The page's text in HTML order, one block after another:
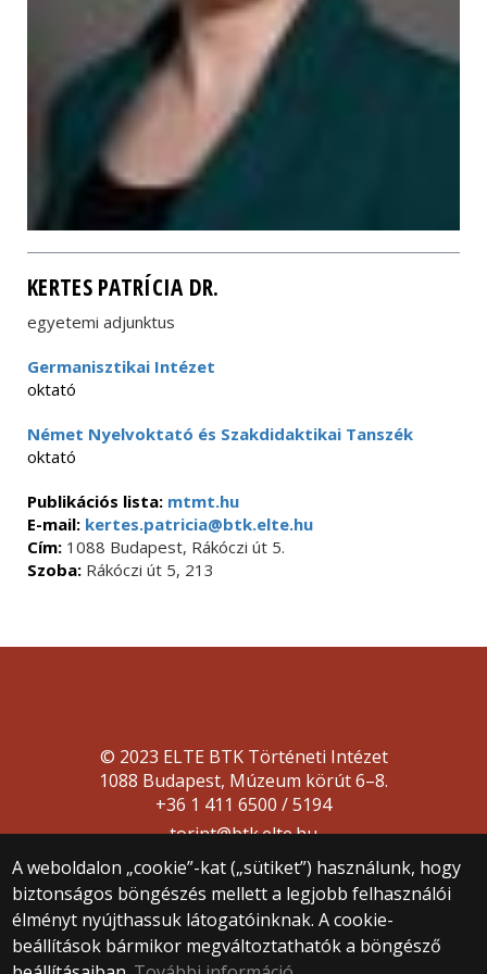
KERTES PATRÍCIA DR.
egyetemi adjunktus
Germanisztikai Intézet
oktató
Német Nyelvoktató és Szakdidaktikai Tanszék
oktató
Publikációs lista: mtmt.hu
E-mail: kertes.patricia@btk.elte.hu
Cím: 1088 Budapest, Rákóczi út 5.
Szoba: Rákóczi út 5, 213
A weboldalon „cookie”-kat („sütiket”) használunk, hogy
biztonságos böngészés mellett a legjobb felhasználói
élményt nyújthassuk látogatóinknak. A cookie-
beállítások bármikor megváltoztathatók a böngésző
© 2023 ELTE BTK Történeti Intézet
1088 Budapest, Múzeum körút 6–8.
+36 1 411 6500 / 5194
torint@btk.elte.hu